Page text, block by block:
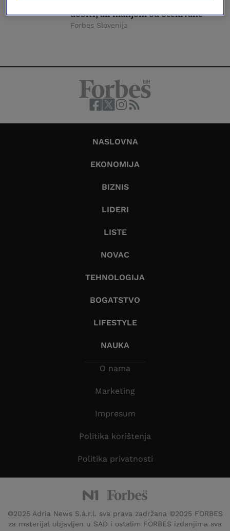
dobiti, ali manjom od očekivane
Forbes Slovenija
NASLOVNA
EKONOMIJA
BIZNIS
LIDERI
LISTE
NOVAC
TEHNOLOGIJA
BOGATSTVO
LIFESTYLE
NAUKA
O nama
Marketing
Impresum
Politika korištenja
Politika privatnosti
©2025 Adria News S.à.r.l. sva prava zadržana ©2025 FORBES
za materijal objavljen u SAD i ostalim FORBES izdanjima sva